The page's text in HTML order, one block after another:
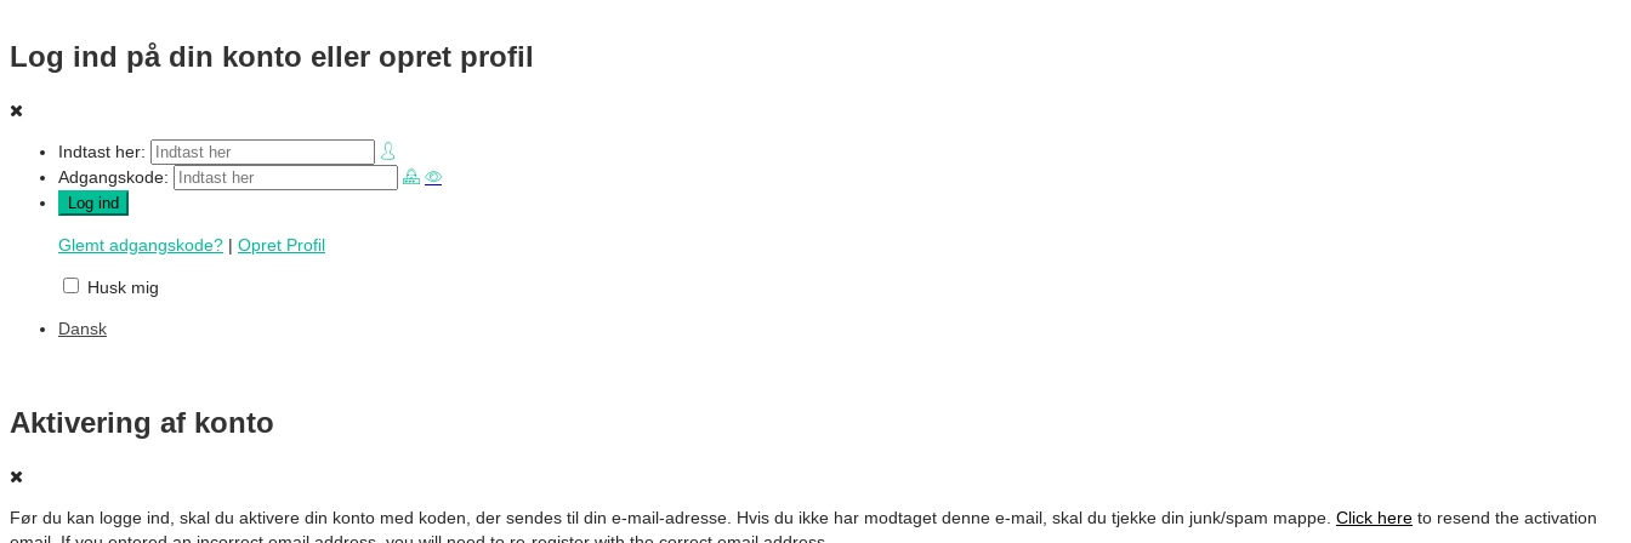
Log ind på din konto eller opret profil
Indtast her:
Adgangskode:
Glemt adgangskode? | Opret Profil
Husk mig
Dansk
Aktivering af konto
Før du kan logge ind, skal du aktivere din konto med koden, der sendes til din e-mail-adresse. Hvis du ikke har modtaget denne e-mail, skal du tjekke din junk/spam mappe. Click here to resend the activation